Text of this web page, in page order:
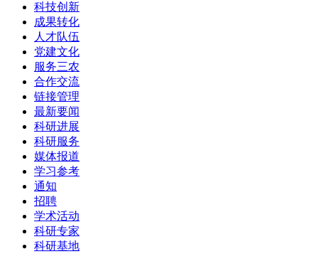
科技创新
成果转化
人才队伍
党建文化
服务三农
合作交流
链接管理
最新要闻
科研进展
科研服务
媒体报道
学习参考
通知
招聘
学术活动
科研专家
科研基地